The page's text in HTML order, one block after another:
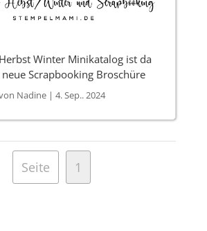
Winter Minikatalog ist da
Scrapbooking Broschüre
Nadine| 4. Sep.. 2024
Seite 1